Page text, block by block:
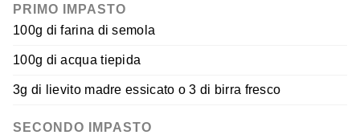
PRIMO IMPASTO
100g di farina di semola
100g di acqua tiepida
3g di lievito madre essicato o 3 di birra fresco
SECONDO IMPASTO